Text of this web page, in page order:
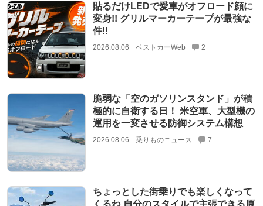
貼るだけLEDで愛車がオフロード顔に
変身!! グリルマーカーテープが最強な
件!!
2026.08.06 ベストカーWeb 2
脆弱な「空のガソリンスタンド」が積
極的に自衛する日！ 米空軍、大型機の
運用を一変させる防御システム構想
2026.08.06 乗りものニュース 7
ちょっとした街乗りでも楽しくなって
くるね 自分のスタイルで主張できる原